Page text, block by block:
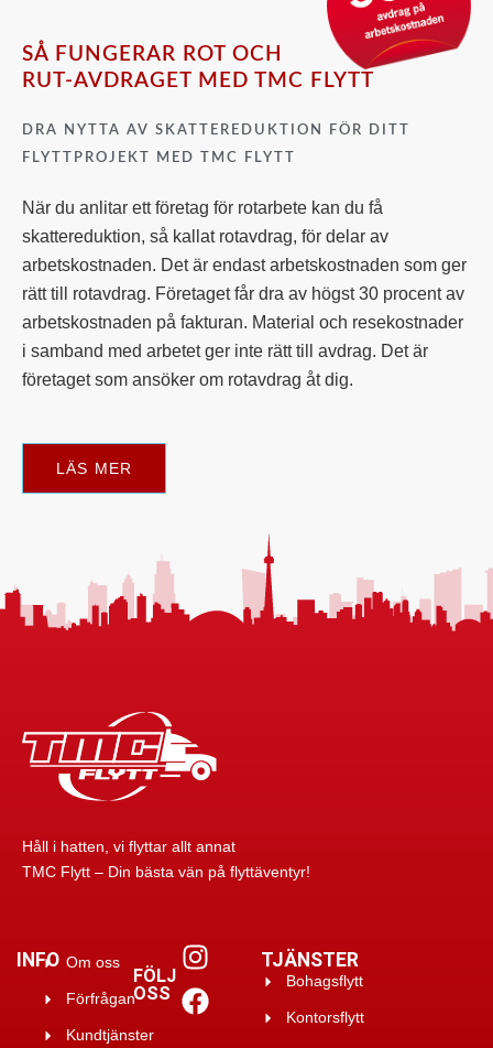
SÅ FUNGERAR ROT OCH
RUT-AVDRAGET MED TMC FLYTT
DRA NYTTA AV SKATTEREDUKTION FÖR DITT
FLYTTPROJEKT MED TMC FLYTT
När du anlitar ett företag för rotarbete kan du få
skattereduktion, så kallat rotavdrag, för delar av
arbetskostnaden. Det är endast arbetskostnaden som ger
rätt till rotavdrag. Företaget får dra av högst 30 procent av
arbetskostnaden på fakturan. Material och resekostnader
i samband med arbetet ger inte rätt till avdrag. Det är
företaget som ansöker om rotavdrag åt dig.
LÄS MER
Håll i hatten, vi flyttar allt annat
TMC Flytt – Din bästa vän på flyttäventyr!
INFO Om oss
Förfrågan
Kundtjänster
FÖLJ
OSS
TJÄNSTER
Bohagsflytt
Kontorsflytt